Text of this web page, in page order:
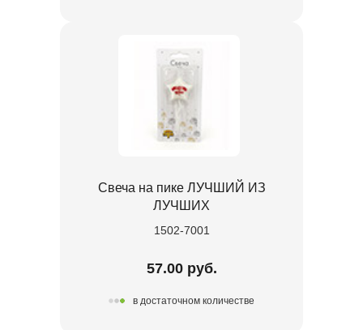
Свеча на пике ЛУЧШИЙ ИЗ
ЛУЧШИХ
1502-7001
57.00 руб.
в достаточном количестве